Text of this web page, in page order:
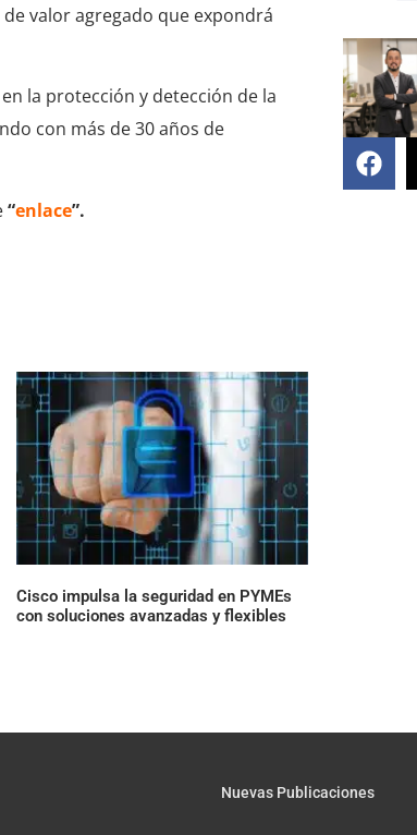
valor agregado que expondrá
la protección y detección de la
con más de 30 años de
“enlace”.
Cisco impulsa la seguridad en PYMEs
con soluciones avanzadas y flexibles
Nuevas Publicaciones